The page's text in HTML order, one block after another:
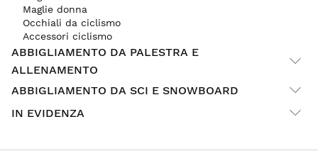
Maglie donna
Occhiali da ciclismo
Accessori ciclismo
ABBIGLIAMENTO DA PALESTRA E
ALLENAMENTO
ABBIGLIAMENTO DA SCI E SNOWBOARD
IN EVIDENZA